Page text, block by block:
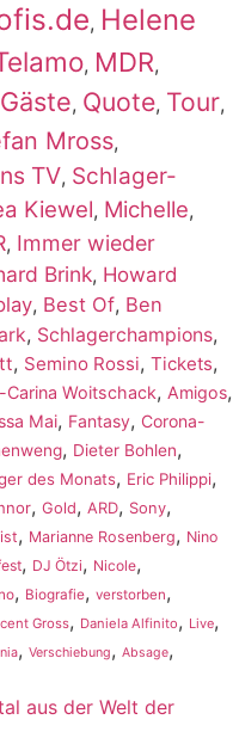
, Helene
, MDR,
Gäste, Quote, Tour,
Mross,
TV, Schlager-
Kiewel, Michelle,
, Immer wieder
Brink, Howard
, Best Of, Ben
, Schlagerchampions,
, Semino Rossi, Tickets,
Carina Woitschack, Amigos,
Mai, Fantasy, Corona-
, Dieter Bohlen,
des Monats, Eric Philippi,
, Gold, ARD, Sony,
, Marianne Rosenberg, Nino
, DJ Ötzi, Nicole,
, Biografie, verstorben,
Gross, Daniela Alfinito, Live,
, Verschiebung, Absage,